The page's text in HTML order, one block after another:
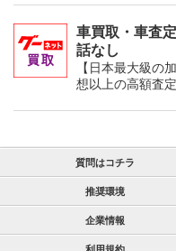
車買取・車査
話なし
【日本最大級の
想以上の高額査
質問はコチラ
推奨環境
企業情報